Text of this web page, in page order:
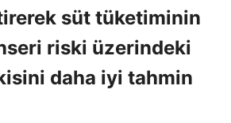
süt tüketiminin
riski üzerindeki
daha iyi tahmin